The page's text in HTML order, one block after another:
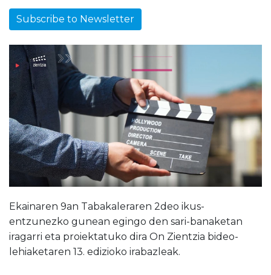
Subscribe to Newsletter
Ekainaren 9an Tabakaleraren 2deo ikus-
entzunezko gunean egingo den sari-banaketan
iragarri eta proiektatuko dira On Zientzia bideo-
lehiaketaren 13. edizioko irabazleak.